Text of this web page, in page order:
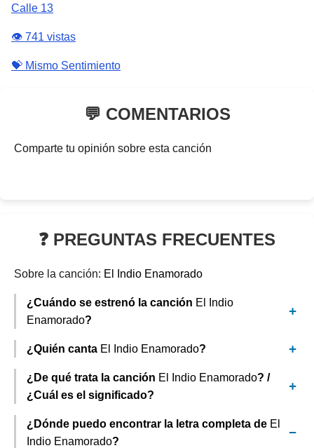
Calle 13
👁️ 741 vistas
💝 Mismo Sentimiento
💬 COMENTARIOS
Comparte tu opinión sobre esta canción
❓ PREGUNTAS FRECUENTES
Sobre la canción: El Indio Enamorado
¿Cuándo se estrenó la canción El Indio
Enamorado?
¿Quién canta El Indio Enamorado?
¿De qué trata la canción El Indio Enamorado? /
¿Cuál es el significado?
¿Dónde puedo encontrar la letra completa de El
Indio Enamorado?